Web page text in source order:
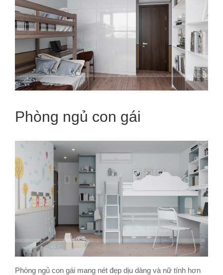
Phòng ngủ con gái
Phòng ngủ con gái mang nét đẹp dịu dàng và nữ tính hơn